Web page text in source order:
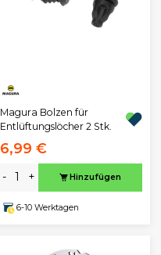
Magura Bolzen für
Entlüftungslöcher 2 Stk.
6,99 €
- + Hinzufügen
6-10 Werktagen